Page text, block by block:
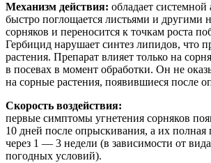
Механизм действия: обладает
быстро поглощается листьями и другими
сорняков и переносится к точкам роста
Гербицид нарушает синтез липидов, что
растения. Препарат влияет только на
в посевах в момент обработки. Он не
на сорные растения, появившиеся после
Скорость воздействия:
первые симптомы угнетения сорняков
10 дней после опрыскивания, а их полная
через 1 — 3 недели (в зависимости от
погодных условий).